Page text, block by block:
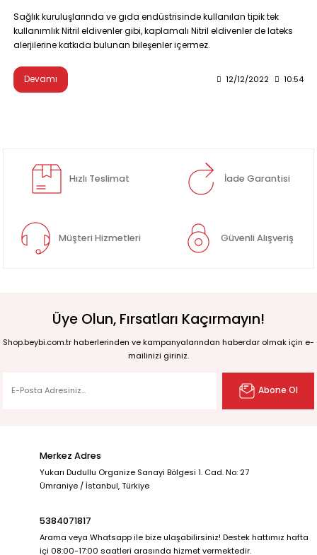
Sağlık kuruluşlarında ve gıda endüstrisinde kullanılan tipik tek
kullanımlık Nitril eldivenler gibi, kaplamalı Nitril eldivenler de lateks
alerjilerine katkıda bulunan bileşenler içermez.
Devamı 12/12/2022 10:54
Hızlı Teslimat İade Garantisi
Müşteri Hizmetleri Güvenli Alışveriş
Üye Olun, Fırsatları Kaçırmayın!
Shop.beybi.com.tr haberlerinden ve kampanyalarından haberdar olmak için e-
mailinizi giriniz.
Abone Ol
Merkez Adres
Yukarı Dudullu Organize Sanayi Bölgesi 1. Cad. No: 27
Ümraniye / İstanbul, Türkiye
5384071817
Arama veya Whatsapp ile bize ulaşabilirsiniz! Destek hattımız hafta
içi 08:00-17:00 saatleri arasında hizmet vermektedir.